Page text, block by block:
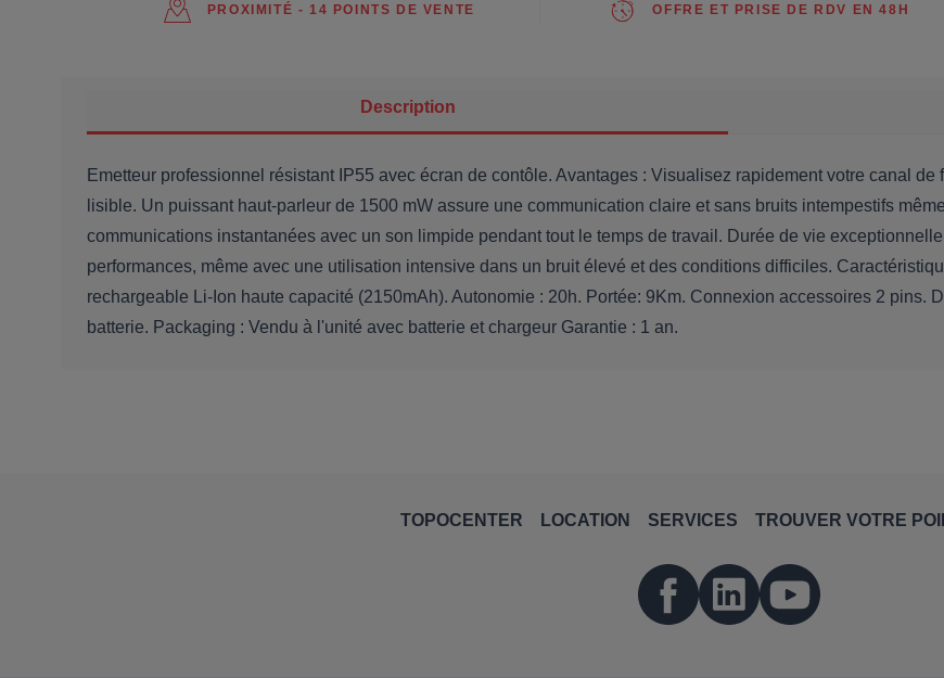
PROXIMITÉ - 14 POINTS DE VENTE OFFRE ET PRISE DE RDV EN 48H
Description
Emetteur professionnel résistant IP55 avec écran de contôle. Avantages : Visualisez rapidement votre canal
lisible. Un puissant haut-parleur de 1500 mW assure une communication claire et sans bruits intempestifs
communications instantanées avec un son limpide pendant tout le temps de travail. Durée de vie
performances, même avec une utilisation intensive dans un bruit élevé et des conditions difficiles.
rechargeable Li-Ion haute capacité (2150mAh). Autonomie : 20h. Portée: 9Km. Connexion accessoires 2 pins.
batterie. Packaging : Vendu à l'unité avec batterie et chargeur Garantie : 1 an.
TOPOCENTER LOCATION SERVICES TROUVER VOTRE